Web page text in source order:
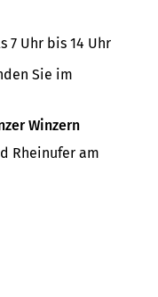
7 Uhr bis 14 Uhr
Sie im
Winzern
Rheinufer am